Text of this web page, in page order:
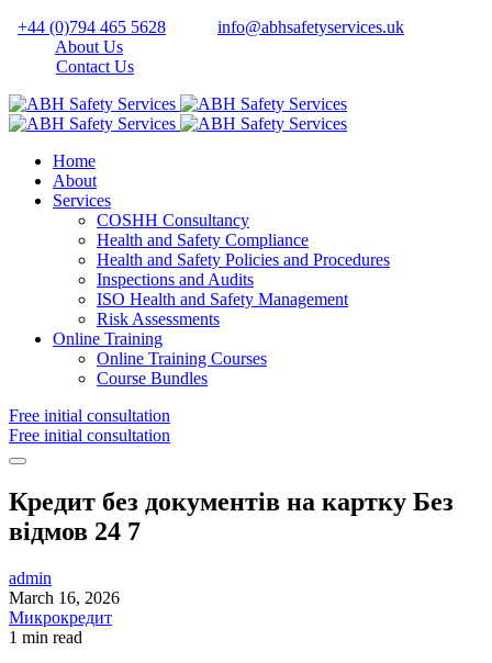
+44 (0)794 465 5628
info@abhsafetyservices.uk
About Us
Contact Us
Home
About
Services
COSHH Consultancy
Health and Safety Compliance
Health and Safety Policies and Procedures
Inspections and Audits
ISO Health and Safety Management
Risk Assessments
Online Training
Online Training Courses
Course Bundles
Free initial consultation
Free initial consultation
Кредит без документів на картку Без
відмов 24 7
admin
March 16, 2026
Микрокредит
1 min read